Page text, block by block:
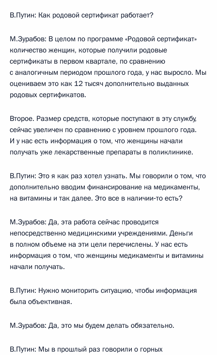
В.Путин: Как родовой сертификат работает?
М.Зурабов: В целом по программе «Родовой сертификат»
количество женщин, которые получили родовые
сертификаты в первом квартале, по сравнению
с аналогичным периодом прошлого года, у нас выросло. Мы
оцениваем это как 12 тысяч дополнительно выданных
родовых сертификатов.
Второе. Размер средств, которые поступают в эту службу,
сейчас увеличен по сравнению с уровнем прошлого года.
И у нас есть информация о том, что женщины начали
получать уже лекарственные препараты в поликлинике.
В.Путин: Это я как раз хотел узнать. Мы говорили о том, что
дополнительно вводим финансирование на медикаменты,
на витамины и так далее. Это все в наличии‑то есть?
М.Зурабов: Да, эта работа сейчас проводится
непосредственно медицинскими учреждениями. Деньги
в полном объеме на эти цели перечислены. У нас есть
информация о том, что женщины медикаменты и витамины
начали получать.
В.Путин: Нужно мониторить ситуацию, чтобы информация
была объективная.
М.Зурабов: Да, это мы будем делать обязательно.
В.Путин: Мы в прошлый раз говорили о горных